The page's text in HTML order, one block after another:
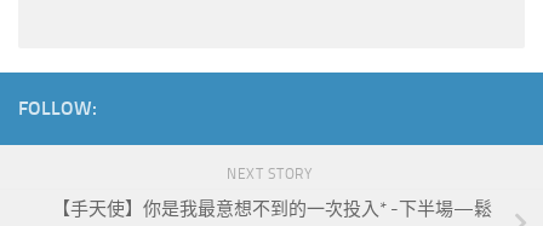
FOLLOW:
NEXT STORY
【手天使】你是我最意想不到的一次投入* -下半場—鬆